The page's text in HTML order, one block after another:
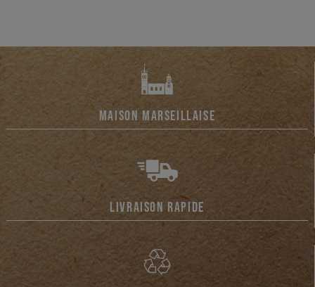
MAISON MARSEILLAISE
LIVRAISON RAPIDE